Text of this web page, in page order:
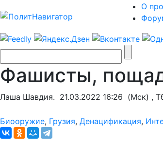
О
Фашисты,
Лаша Шавдия. 21.03.2022 16:26 (Мск) ,
Биооружие, Грузия, Денацификация,